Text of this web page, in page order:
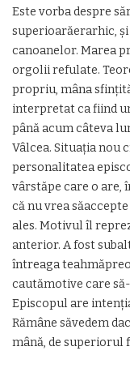
Este vorba despre
superioarăerarhic,
canoanelor. Marea
orgolii refulate.
propriu, mâna
interpretat ca fiind
până acum câteva
Vâlcea. Situația nou
personalitatea
vârstăpe care o are,
că nu vrea
ales. Motivul îl
anterior. A fost
întreaga
cautămotive care
Episcopul are
Rămâne săvedem
mână, de superiorul